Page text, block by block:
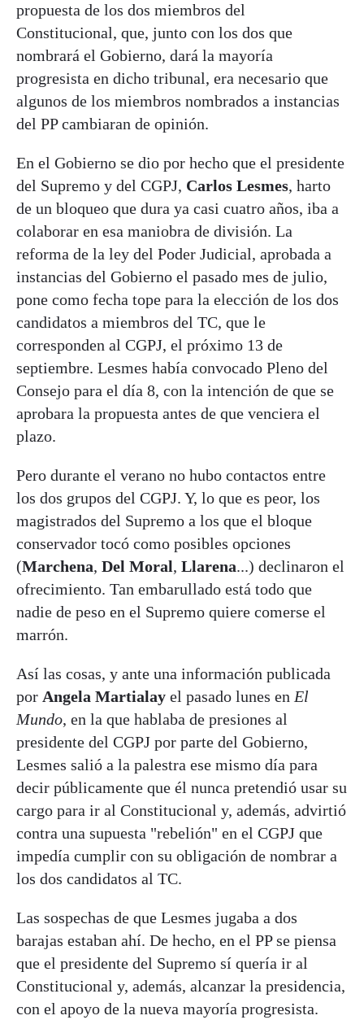
propuesta de los dos miembros del
Constitucional, que, junto con los dos que
nombrará el Gobierno, dará la mayoría
progresista en dicho tribunal, era necesario que
algunos de los miembros nombrados a instancias
del PP cambiaran de opinión.
En el Gobierno se dio por hecho que el presidente
del Supremo y del CGPJ, Carlos Lesmes, harto
de un bloqueo que dura ya casi cuatro años, iba a
colaborar en esa maniobra de división. La
reforma de la ley del Poder Judicial, aprobada a
instancias del Gobierno el pasado mes de julio,
pone como fecha tope para la elección de los dos
candidatos a miembros del TC, que le
corresponden al CGPJ, el próximo 13 de
septiembre. Lesmes había convocado Pleno del
Consejo para el día 8, con la intención de que se
aprobara la propuesta antes de que venciera el
plazo.
Pero durante el verano no hubo contactos entre
los dos grupos del CGPJ. Y, lo que es peor, los
magistrados del Supremo a los que el bloque
conservador tocó como posibles opciones
(Marchena, Del Moral, Llarena...) declinaron el
ofrecimiento. Tan embarullado está todo que
nadie de peso en el Supremo quiere comerse el
marrón.
Así las cosas, y ante una información publicada
por Angela Martialay el pasado lunes en El
Mundo, en la que hablaba de presiones al
presidente del CGPJ por parte del Gobierno,
Lesmes salió a la palestra ese mismo día para
decir públicamente que él nunca pretendió usar su
cargo para ir al Constitucional y, además, advirtió
contra una supuesta "rebelión" en el CGPJ que
impedía cumplir con su obligación de nombrar a
los dos candidatos al TC.
Las sospechas de que Lesmes jugaba a dos
barajas estaban ahí. De hecho, en el PP se piensa
que el presidente del Supremo sí quería ir al
Constitucional y, además, alcanzar la presidencia,
con el apoyo de la nueva mayoría progresista.